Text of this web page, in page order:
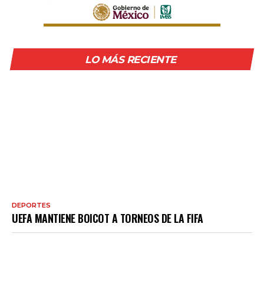
LO MÁS RECIENTE
DEPORTES
UEFA MANTIENE BOICOT A TORNEOS DE LA FIFA